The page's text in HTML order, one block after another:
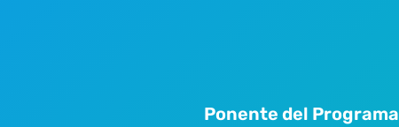
Ponente del Programa